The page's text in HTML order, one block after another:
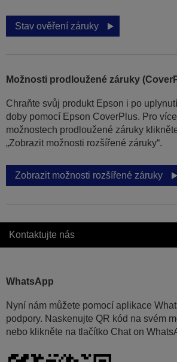
Stav ověření záruky
Možnosti prodloužené záruky
Chraňte svůj produkt Epson i po
doby pomocí Epson CoverPlus. Pro
možnostech prodloužené záruky
„Zobrazit možnosti rozšířené záruky“.
Zobrazit možnosti rozšířené záruky
Kontaktujte nás
WhatsApp
Nyní nám můžete pomocí aplikace
podpory. Naskenujte QR kód na svém
nebo klikněte na tlačítko Chat on